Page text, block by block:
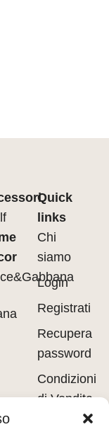
Quick
links
Chi
siamo
Login
Registrati
Recupera
password
Condizioni
di Vendita